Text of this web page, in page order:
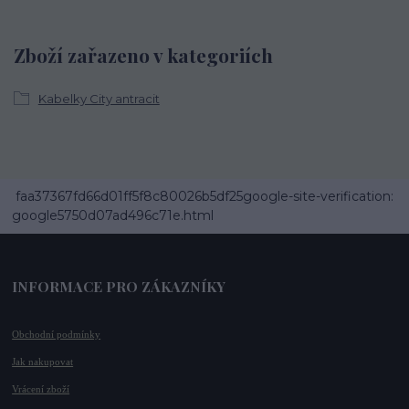
Zboží zařazeno v kategoriích
Kabelky City antracit
faa37367fd66d01ff5f8c80026b5df25google-site-verification:
google5750d07ad496c71e.html
INFORMACE PRO ZÁKAZNÍKY
Obchodní podmínky
Jak nakupovat
Vrácení zboží